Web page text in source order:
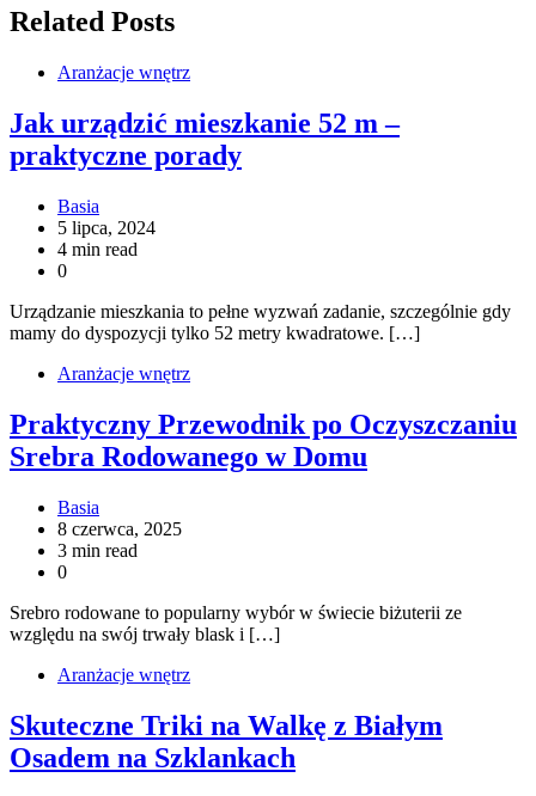
Related Posts
Aranżacje wnętrz
Jak urządzić mieszkanie 52 m –
praktyczne porady
Basia
5 lipca, 2024
4 min read
0
Urządzanie mieszkania to pełne wyzwań zadanie, szczególnie gdy
mamy do dyspozycji tylko 52 metry kwadratowe. […]
Aranżacje wnętrz
Praktyczny Przewodnik po Oczyszczaniu
Srebra Rodowanego w Domu
Basia
8 czerwca, 2025
3 min read
0
Srebro rodowane to popularny wybór w świecie biżuterii ze
względu na swój trwały blask i […]
Aranżacje wnętrz
Skuteczne Triki na Walkę z Białym
Osadem na Szklankach